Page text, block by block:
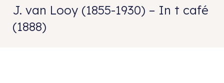
J. van Looy (1855-1930) – In t café
(1888)